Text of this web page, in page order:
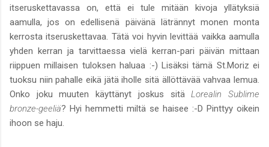
itseruskettavassa on, että ei tule mitään kivoja yllätyksiä
aamulla, jos on edellisenä päivänä lätrännyt monen monta
kerrosta itseruskettavaa. Tätä voi hyvin levittää vaikka aamulla
yhden kerran ja tarvittaessa vielä kerran-pari päivän mittaan
riippuen millaisen tuloksen haluaa :-) Lisäksi tämä St.Moriz ei
tuoksu niin pahalle eikä jätä iholle sitä ällöttävää vahvaa lemua.
Onko joku muuten käyttänyt joskus sitäLorealin Sublime
bronze-geeliä? Hyi hemmetti miltä se haisee :-D Pinttyy oikein
ihoon se haju.